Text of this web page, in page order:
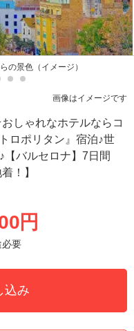
の景色（イメージ）
画像はイメージです
しゃれなホテルならコ
ロポリタン』宿泊♪世
【バルセロナ】7日間
！】
円
必要
込み